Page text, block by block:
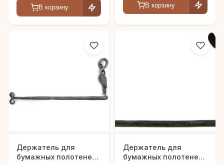
В корзину В корзину
Держатель для
бумажных полотенец
Держатель для
бумажных полотенец